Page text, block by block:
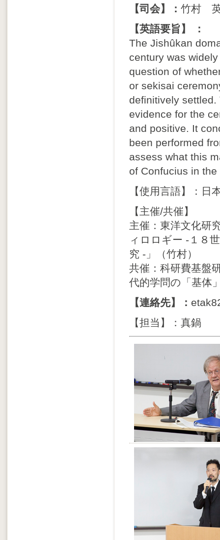
【司会】： 竹村 英
【英語要旨】 ：
The Jishûkan
century was
question of
or sekisai
definitively
evidence for the
and positive. It
been performed
assess what this
of Confucius in
【使用言語】：日
【主催/共催】
主催：東洋文化研
ィロロギー -１８
究 -」（竹村）
共催：科研費基盤
代的学問の「基体
【連絡先】：
【担当】：真鍋